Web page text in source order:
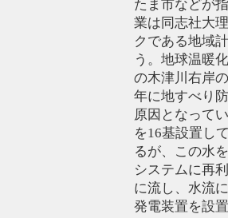
たま市などが
業は同志社大
クである地域
う。地球温暖
の木津川右岸
年に地すべり
原因となって
を16基設置し
るが、この水
システムに再
に流し、水流
発電装置を設